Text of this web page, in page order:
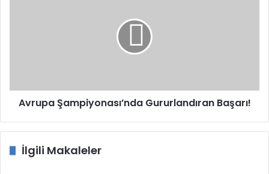
Avrupa Şampiyonası’nda Gururlandıran Başarı!
İlgili Makaleler